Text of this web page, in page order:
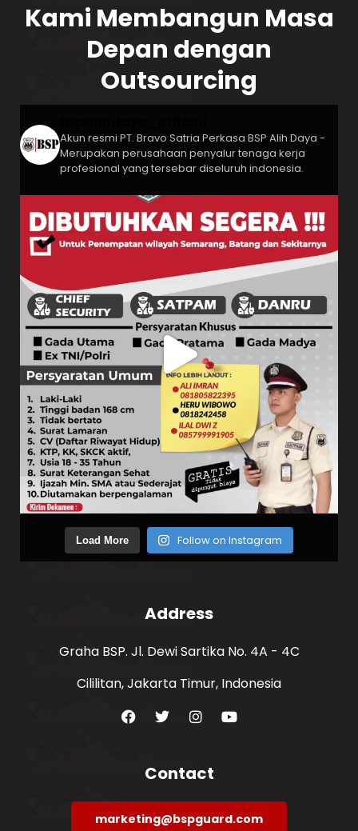
Kami Membangun Masa
Depan dengan
Outsourcing
Akun resmi PT. Bravo Satria Perkasa BSP Alih Daya -
Merupakan perusahaan penyalur tenaga kerja
profesional yang tersebar diseluruh indonesia.
Load More Follow on Instagram
Address
Graha BSP. Jl. Dewi Sartika No. 4A - 4C
Cililitan, Jakarta Timur, Indonesia
Contact
marketing@bspguard.com